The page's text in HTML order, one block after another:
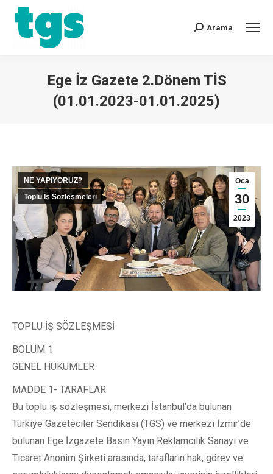
Arama
Ege İz Gazete 2.Dönem TİS
(01.01.2023-01.01.2025)
Oca
30
2023
NE YAPIYORUZ?
Toplu İş Sözleşmeleri
TOPLU İŞ SÖZLEŞMESİ
BÖLÜM 1
GENEL HÜKÜMLER
MADDE 1- TARAFLAR
Bu toplu iş sözleşmesi, merkezi İstanbul’da bulunan
Türkiye Gazeteciler Sendikası (TGS) ve merkezi İzmir’de
bulunan Ege İzgazete Basın Yayın Reklamcılık Sanayi ve
Ticaret Anonim Şirketi arasında, tarafların hak, görev ve